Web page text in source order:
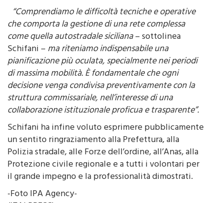
che comporta la gestione di una rete complessa
come quella autostradale siciliana– sottolinea
Schifani –ma riteniamo indispensabile una
pianificazione più oculata, specialmente nei periodi
di massima mobilità. È fondamentale che ogni
decisione venga condivisa preventivamente con la
struttura commissariale, nell’interesse di una
collaborazione istituzionale proficua e trasparente”.
Schifani ha infine voluto esprimere pubblicamente
un sentito ringraziamento alla Prefettura, alla
Polizia stradale, alle Forze dell’ordine, all’Anas, alla
Protezione civile regionale e a tutti i volontari per
il grande impegno e la professionalità dimostrati.
-Foto IPA Agency-
(ITALPRESS).